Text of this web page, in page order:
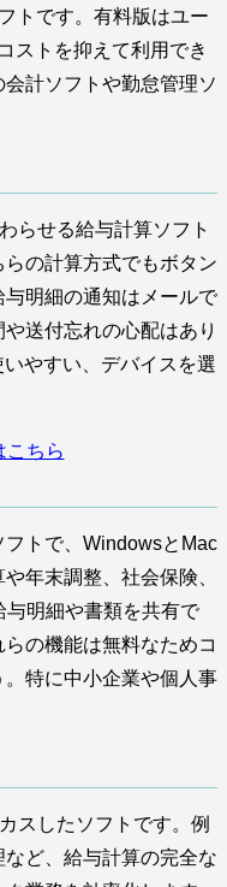
トです。有料版はユー
ストを抑えて利用でき
計ソフトや勤怠管理ソ
らせる給与計算ソフト
の計算方式でもボタン
明細の通知はメールで
送付忘れの心配はあり
やすい、デバイスを選
こちら
トで、WindowsとMac
年末調整、社会保険、
明細や書類を共有で
の機能は無料なためコ
特に中小企業や個人事
スしたソフトです。例
ど、給与計算の完全な